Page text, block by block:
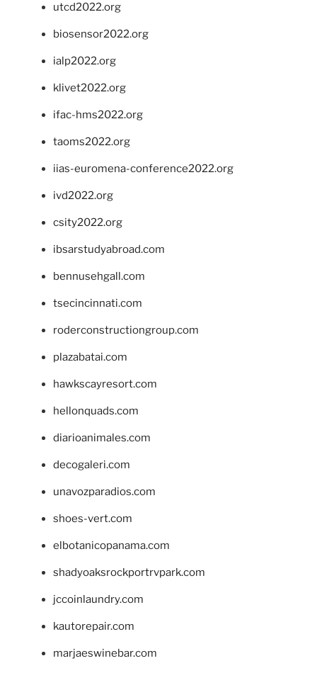
utcd2022.org
biosensor2022.org
ialp2022.org
klivet2022.org
ifac-hms2022.org
taoms2022.org
iias-euromena-conference2022.org
ivd2022.org
csity2022.org
ibsarstudyabroad.com
bennusehgall.com
tsecincinnati.com
roderconstructiongroup.com
plazabatai.com
hawkscayresort.com
hellonquads.com
diarioanimales.com
decogaleri.com
unavozparadios.com
shoes-vert.com
elbotanicopanama.com
shadyoaksrockportrvpark.com
jccoinlaundry.com
kautorepair.com
marjaeswinebar.com